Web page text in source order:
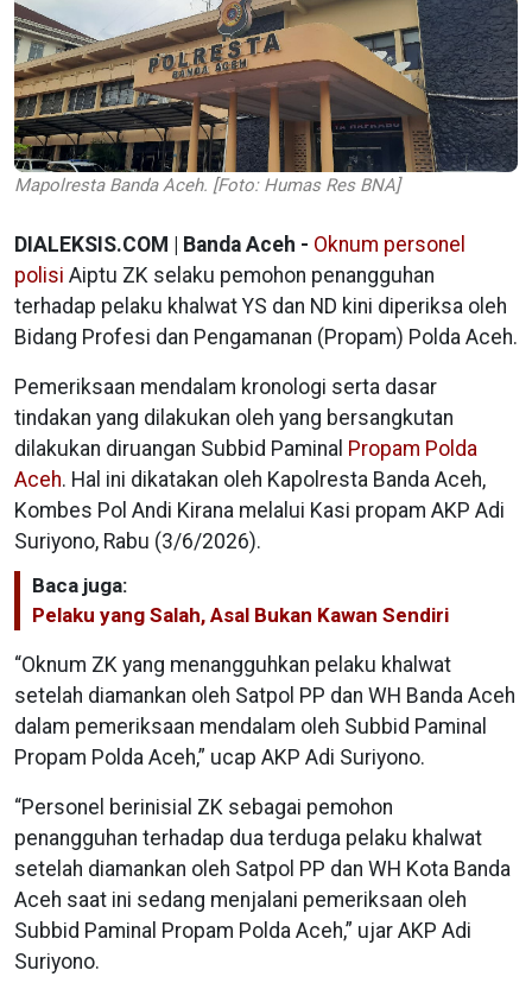
Mapolresta Banda Aceh. [Foto: Humas Res BNA]
DIALEKSIS.COM | Banda Aceh - Oknum personel
polisi Aiptu ZK selaku pemohon penangguhan
terhadap pelaku khalwat YS dan ND kini diperiksa oleh
Bidang Profesi dan Pengamanan (Propam) Polda Aceh.
Pemeriksaan mendalam kronologi serta dasar
tindakan yang dilakukan oleh yang bersangkutan
dilakukan diruangan Subbid Paminal Propam Polda
Aceh. Hal ini dikatakan oleh Kapolresta Banda Aceh,
Kombes Pol Andi Kirana melalui Kasi propam AKP Adi
Suriyono, Rabu (3/6/2026).
Baca juga:
Pelaku yang Salah, Asal Bukan Kawan Sendiri
“Oknum ZK yang menangguhkan pelaku khalwat
setelah diamankan oleh Satpol PP dan WH Banda Aceh
dalam pemeriksaan mendalam oleh Subbid Paminal
Propam Polda Aceh,” ucap AKP Adi Suriyono.
“Personel berinisial ZK sebagai pemohon
penangguhan terhadap dua terduga pelaku khalwat
setelah diamankan oleh Satpol PP dan WH Kota Banda
Aceh saat ini sedang menjalani pemeriksaan oleh
Subbid Paminal Propam Polda Aceh,” ujar AKP Adi
Suriyono.